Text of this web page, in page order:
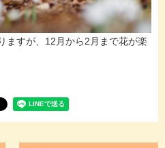
ますが、12月から2月まで花が楽